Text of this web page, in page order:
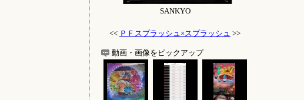
SANKYO
<< ＰＦスプラッシュ×スプラッシュ >>
動画・画像をピックアップ